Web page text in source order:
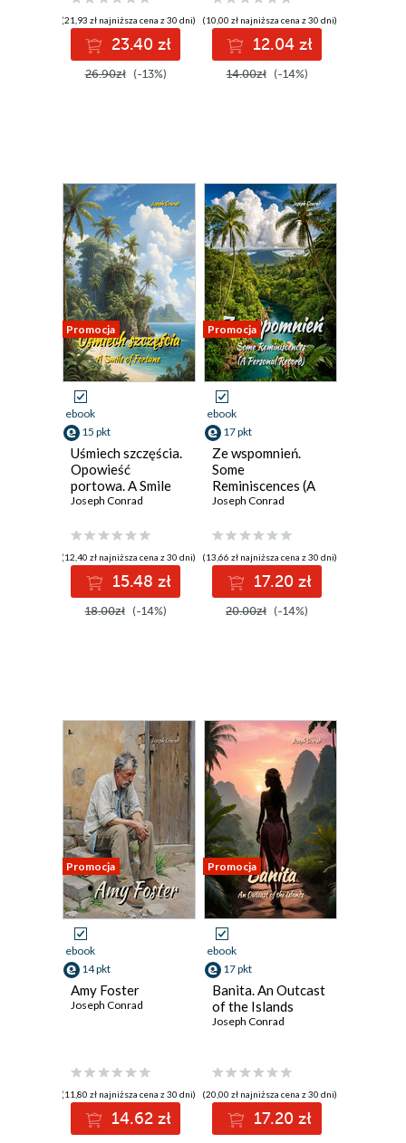
(21,93 zł najniższa cena z 30 dni)
23.40 zł
26.90zł (-13%)
(10,00 zł najniższa cena z 30 dni)
12.04 zł
14.00zł (-14%)
Promocja
ebook
15 pkt
Uśmiech szczęścia.
Opowieść
portowa. A Smile
of Fortune.
Joseph Conrad
(12,40 zł najniższa cena z 30 dni)
15.48 zł
18.00zł (-14%)
Promocja
ebook
17 pkt
Ze wspomnień.
Some
Reminiscences (A
Personal Record)
Joseph Conrad
(13,66 zł najniższa cena z 30 dni)
17.20 zł
20.00zł (-14%)
Promocja
ebook
14 pkt
Amy Foster
Joseph Conrad
(11,80 zł najniższa cena z 30 dni)
14.62 zł
Promocja
ebook
17 pkt
Banita. An Outcast
of the Islands
Joseph Conrad
(20,00 zł najniższa cena z 30 dni)
17.20 zł